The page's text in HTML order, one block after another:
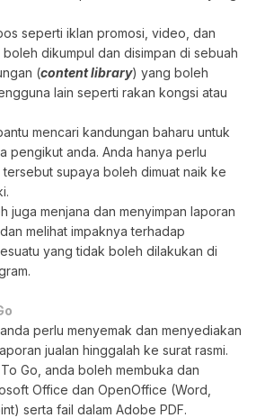
seperti iklan promosi, video, dan
dikumpul dan disimpan di sebuah
(content library) yang boleh
lain seperti rakan kongsi atau
mencari kandungan baharu untuk
pengikut anda. Anda hanya perlu
supaya boleh dimuat naik ke
juga menjana dan menyimpan laporan
melihat impaknya terhadap
yang tidak boleh dilakukan di
perlu menyemak dan menyediakan
jualan hinggalah ke surat rasmi.
Go, anda boleh membuka dan
Office dan OpenOffice (Word,
serta fail dalam Adobe PDF.